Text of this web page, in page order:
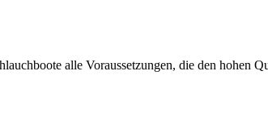
alle Voraussetzungen, die den hohen